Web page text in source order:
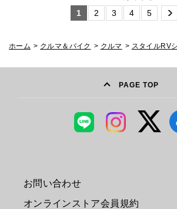
1
2 3 4 5
ホーム > クルマ＆バイク > クルマ > スタイルRV
PAGE TOP
お問い合わせ
オンラインストア会員規約